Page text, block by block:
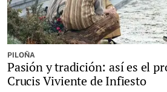
PILOÑA
Pasión y tradición: así es el
Crucis Viviente de Infiesto